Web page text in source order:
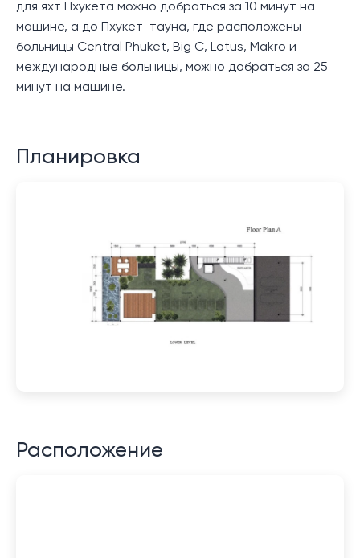
для яхт Пхукета можно добраться за 10 минут на
машине, а до Пхукет-тауна, где расположены
больницы Central Phuket, Big C, Lotus, Makro и
международные больницы, можно добраться за 25
минут на машине.
Планировка
Расположение